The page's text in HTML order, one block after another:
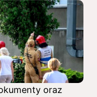
oraz